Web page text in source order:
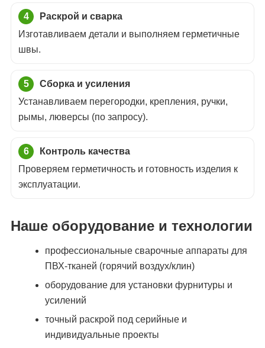
Раскрой и сварка
Изготавливаем детали и выполняем герметичные
швы.
Сборка и усиления
Устанавливаем перегородки, крепления, ручки,
рымы, люверсы (по запросу).
Контроль качества
Проверяем герметичность и готовность изделия к
эксплуатации.
Наше оборудование и технологии
профессиональные сварочные аппараты для
ПВХ-тканей (горячий воздух/клин)
оборудование для установки фурнитуры и
усилений
точный раскрой под серийные и
индивидуальные проекты